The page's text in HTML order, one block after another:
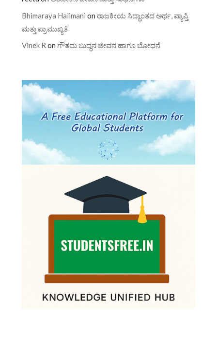
Bhimaraya Halimani on ರಾಜಕೀಯ ಸಿದ್ಧಾಂತದ ಅರ್ಥ, ವ್ಯಾಪ್ತಿ
ಮತ್ತು ಪ್ರಾಮುಖ್ಯತೆ
Vinek R on ಗೌತಮ ಬುದ್ಧನ ಜೀವನ ಹಾಗೂ ಬೋಧನೆ